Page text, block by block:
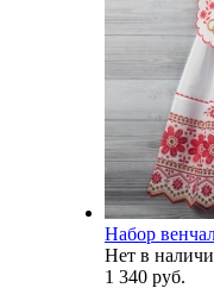
Набор
Нет в
1 340 руб.